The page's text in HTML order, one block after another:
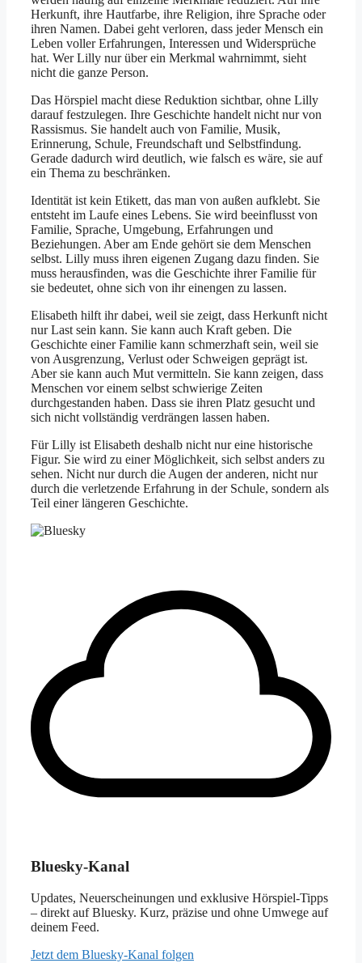
Herkunft, ihre Hautfarbe, ihre Religion, ihre Sprache oder
ihren Namen. Dabei geht verloren, dass jeder Mensch ein
Leben voller Erfahrungen, Interessen und Widersprüche
hat. Wer Lilly nur über ein Merkmal wahrnimmt, sieht
nicht die ganze Person.
Das Hörspiel macht diese Reduktion sichtbar, ohne Lilly
darauf festzulegen. Ihre Geschichte handelt nicht nur von
Rassismus. Sie handelt auch von Familie, Musik,
Erinnerung, Schule, Freundschaft und Selbstfindung.
Gerade dadurch wird deutlich, wie falsch es wäre, sie auf
ein Thema zu beschränken.
Identität ist kein Etikett, das man von außen aufklebt. Sie
entsteht im Laufe eines Lebens. Sie wird beeinflusst von
Familie, Sprache, Umgebung, Erfahrungen und
Beziehungen. Aber am Ende gehört sie dem Menschen
selbst. Lilly muss ihren eigenen Zugang dazu finden. Sie
muss herausfinden, was die Geschichte ihrer Familie für
sie bedeutet, ohne sich von ihr einengen zu lassen.
Elisabeth hilft ihr dabei, weil sie zeigt, dass Herkunft nicht
nur Last sein kann. Sie kann auch Kraft geben. Die
Geschichte einer Familie kann schmerzhaft sein, weil sie
von Ausgrenzung, Verlust oder Schweigen geprägt ist.
Aber sie kann auch Mut vermitteln. Sie kann zeigen, dass
Menschen vor einem selbst schwierige Zeiten
durchgestanden haben. Dass sie ihren Platz gesucht und
sich nicht vollständig verdrängen lassen haben.
Für Lilly ist Elisabeth deshalb nicht nur eine historische
Figur. Sie wird zu einer Möglichkeit, sich selbst anders zu
sehen. Nicht nur durch die Augen der anderen, nicht nur
durch die verletzende Erfahrung in der Schule, sondern als
Teil einer längeren Geschichte.
Bluesky-Kanal
Updates, Neuerscheinungen und exklusive Hörspiel-Tipps
– direkt auf Bluesky. Kurz, präzise und ohne Umwege auf
deinem Feed.
Jetzt dem Bluesky-Kanal folgen